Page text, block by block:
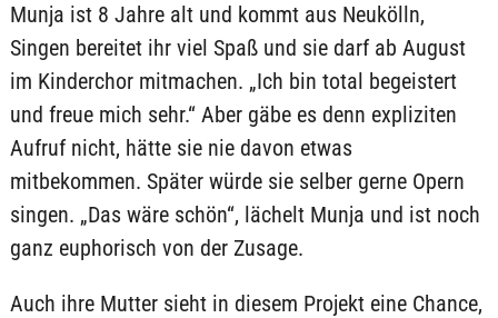
Munja ist 8 Jahre alt und kommt aus Neukölln,
Singen bereitet ihr viel Spaß und sie darf ab August
im Kinderchor mitmachen. „Ich bin total begeistert
und freue mich sehr.“ Aber gäbe es denn expliziten
Aufruf nicht, hätte sie nie davon etwas
mitbekommen. Später würde sie selber gerne Opern
singen. „Das wäre schön“, lächelt Munja und ist noch
ganz euphorisch von der Zusage.
Auch ihre Mutter sieht in diesem Projekt eine Chance,